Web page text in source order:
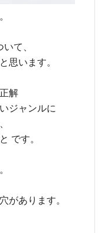
て、
思います。
解
ジャンルに
です。
があります。